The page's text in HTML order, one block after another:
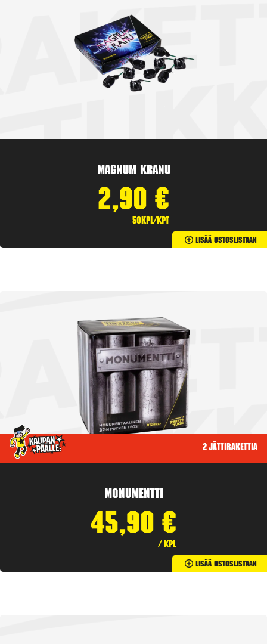
Magnum Kranu
2,90 €
50kpl/kpt
Lisää Ostoslistaan
2 jättirakettia
Monumentti
45,90 €
/ kpl
Lisää Ostoslistaan